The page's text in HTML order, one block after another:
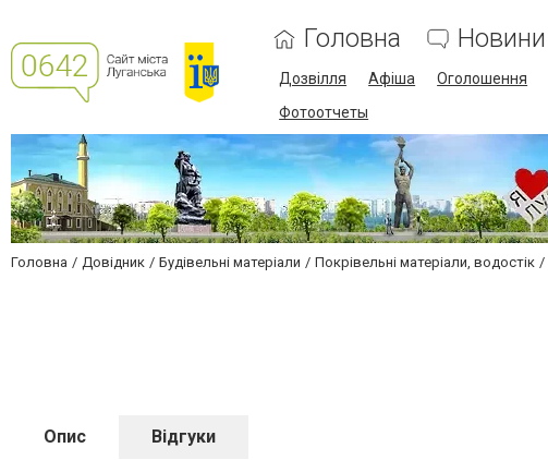
Головна Новини
Дозвілля Афіша Оголошення
Фотоотчеты
Головна Довідник Будівельні матеріали Покрівельні матеріали, водостік
Опис Відгуки